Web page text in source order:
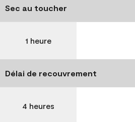
Sec au toucher
1 heure
Délai de recouvrement
4 heures